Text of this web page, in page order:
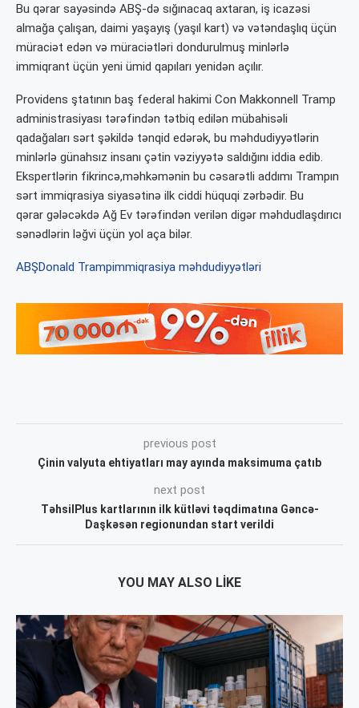
Bu qərar sayəsində ABŞ-də sığınacaq axtaran, iş icazəsi
almağa çalışan, daimi yaşayış (yaşıl kart) və vətəndaşlıq üçün
müraciət edən və müraciətləri dondurulmuş minlərlə
immiqrant üçün yeni ümid qapıları yenidən açılır.
Providens ştatının baş federal hakimi Con Makkonnell Tramp
administrasiyası tərəfindən tətbiq edilən mübahisəli
qadağaları sərt şəkildə tənqid edərək, bu məhdudiyyətlərin
minlərlə günahsız insanı çətin vəziyyətə saldığını iddia edib.
Ekspertlərin fikrincə,məhkəmənin bu cəsarətli addımı Trampın
sərt immiqrasiya siyasətinə ilk ciddi hüquqi zərbədir. Bu
qərar gələcəkdə Ağ Ev tərəfindən verilən digər məhdudlaşdırıcı
sənədlərin ləğvi üçün yol aça bilər.
ABŞDonald Trampimmiqrasiya məhdudiyyətləri
previous post
Çinin valyuta ehtiyatları may ayında maksimuma çatıb
next post
TəhsilPlus kartlarının ilk kütləvi təqdimatına Gəncə-
Daşkəsən regionundan start verildi
YOU MAY ALSO LIKE